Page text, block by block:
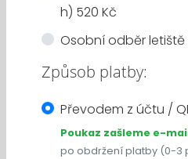
h) 520 Kč
Osobní odběr letiště
Způsob platby:
Převodem z účtu /
Poukaz zašleme e-
po obdržení platby (0-3